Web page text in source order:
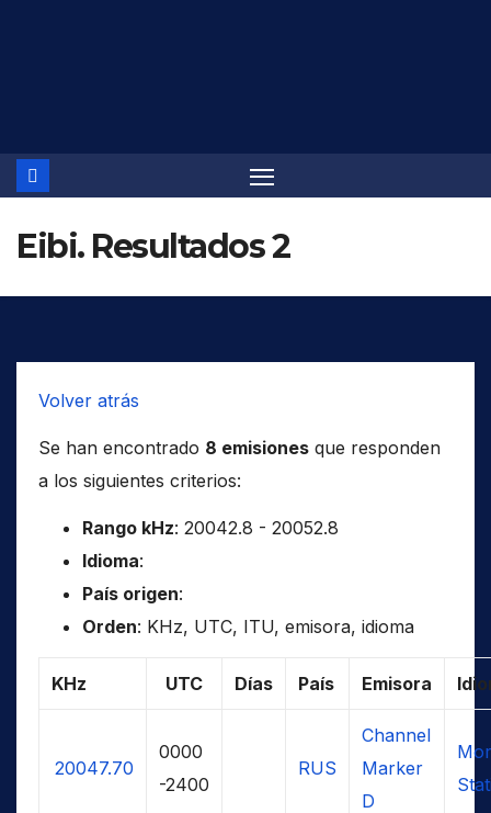
Eibi. Resultados 2
Volver atrás
Se han encontrado 8 emisiones que responden
a los siguientes criterios:
Rango kHz: 20042.8 - 20052.8
Idioma:
País origen:
Orden: KHz, UTC, ITU, emisora, idioma
KHz UTC Días País Emisora
20047.70
0000
-2400
RUS
Channel
Marker
D